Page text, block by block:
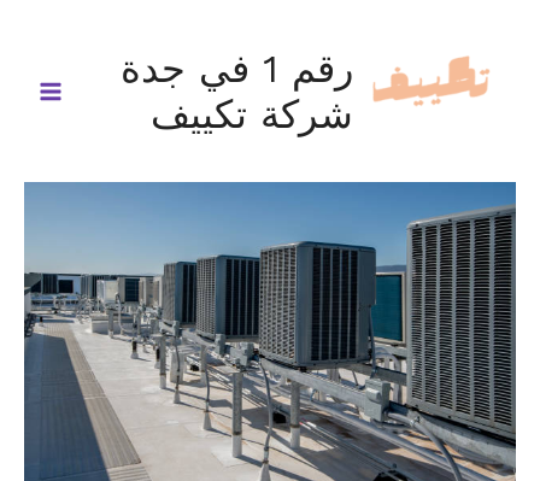
المحتوى
رقم 1 في جدة
شركة تكييف